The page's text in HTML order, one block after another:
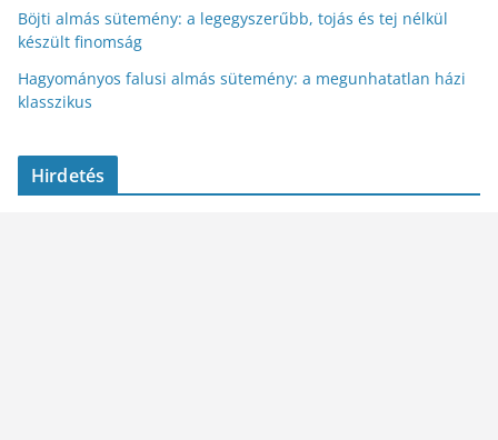
Böjti almás sütemény: a legegyszerűbb, tojás és tej nélkül
készült finomság
Hagyományos falusi almás sütemény: a megunhatatlan házi
klasszikus
Hirdetés